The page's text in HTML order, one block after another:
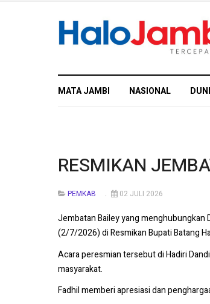
MATA JAMBI NASIONAL
RESMIKAN
PEMKAB 02 JULI 2026
Jembatan Bailey yang menghubungkan
(2/7/2026) di Resmikan Bupati Batang
Acara peresmian tersebut di Hadiri
masyarakat.
Fadhil memberi apresiasi dan